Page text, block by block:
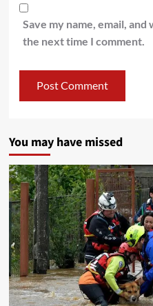
Save my name, email,
the next time I comment.
You may have missed